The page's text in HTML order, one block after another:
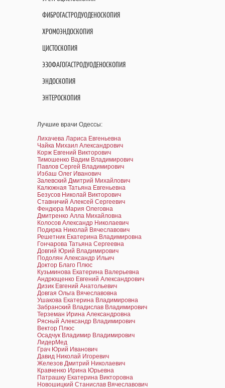
ФИБРОГАСТРОДУОДЕНОСКОПИЯ
ХРОМОЭНДОСКОПИЯ
ЦИСТОСКОПИЯ
ЭЗОФАГОГАСТРОДУОДЕНОСКОПИЯ
ЭНДОСКОПИЯ
ЭНТЕРОСКОПИЯ
Лучшие врачи Одессы:
Лихачева Лариса Евгеньевна
Чайка Михаил Александрович
Корж Евгений Викторович
Тимошенко Вадим Владимирович
Павлов Сергей Владимирович
Избаш Олег Иванович
Залевский Дмитрий Михайлович
Калюжная Татьяна Евгеньевна
Безусов Николай Викторович
Ставничий Алексей Сергеевич
Фендюра Мария Олеговна
Дмитренко Алла Михайловна
Колосов Александр Николаевич
Подирка Николай Вячеславович
Решетник Екатерина Владимировна
Гончарова Татьяна Сергеевна
Довгий Юрий Владимирович
Подолян Александр Ильич
Доктор Благо Плюс
Кузьминова Екатерина Валерьевна
Андрющенко Евгений Александрович
Дизик Евгений Анатольевич
Довгая Ольга Вячеславовна
Ушакова Екатерина Владимировна
Забранский Владислав Владимирович
Терземан Ирина Александровна
Рясный Александр Владимирович
Вектор Плюс
Осадчук Владимир Владимирович
ЛидерМед
Грач Юрий Иванович
Давид Николай Игоревич
Железов Дмитрий Николаевич
Кравченко Ирина Юрьевна
Патрашку Екатерина Викторовна
Новошицкий Станислав Вячеславович